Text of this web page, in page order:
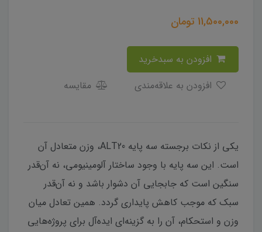
11,500,000 تومان
مقایسه
یکی از نکات برجسته سه پایه ALT20، وزن متعادل آن
است. این سه پایه با وجود ساختار آلومینیومی، نه آن‌قدر
سنگین است که جابجایی آن دشوار باشد و نه آن‌قدر
سبک که موجب کاهش پایداری گردد. همین تعادل میان
وزن و استحکام، آن را به گزینه‌ای ایده‌آل برای پروژه‌هایی